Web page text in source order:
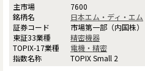
7600
日本エム・ディ・エム
市場第一部（内国株）
精密機器
電機・精密
TOPIX Small 2